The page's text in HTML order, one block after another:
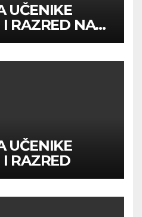
UČENIKE
RAZRED NA
ROKU
UČENIKE
RAZRED